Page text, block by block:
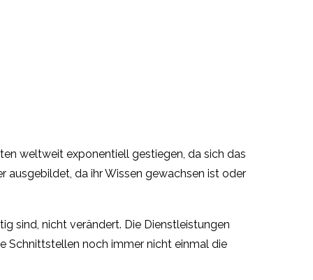
weltweit exponentiell gestiegen, da sich das
ausgebildet, da ihr Wissen gewachsen ist oder
sind, nicht verändert. Die Dienstleistungen
Schnittstellen noch immer nicht einmal die